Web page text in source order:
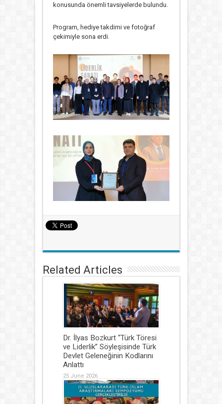
konusunda önemli tavsiyelerde bulundu.
Program, hediye takdimi ve fotoğraf
çekimiyle sona erdi.
Related Articles
Dr. İlyas Bozkurt “Türk Töresi
ve Liderlik” Söyleşisinde Türk
Devlet Geleneğinin Kodlarını
Anlattı
25 June 2026